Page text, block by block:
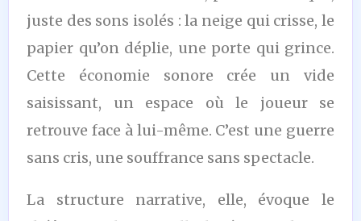
juste des sons isolés : la neige qui crisse, le
papier qu’on déplie, une porte qui grince.
Cette économie sonore crée un vide
saisissant, un espace où le joueur se
retrouve face à lui-même. C’est une guerre
sans cris, une souffrance sans spectacle.
La structure narrative, elle, évoque le